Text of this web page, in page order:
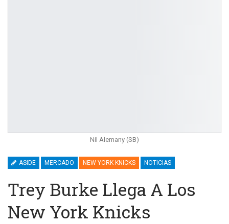
Nil Alemany (SB)
ASIDE MERCADO NEW YORK KNICKS NOTICIAS
Trey Burke Llega A Los
New York Knicks